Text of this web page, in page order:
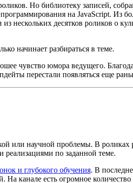
Но библиотеку записей,
на JavaScript. Из
нескольких десятков роликов о
начинает разбираться в теме.
чувство юмора ведущего.
перестали появляться еще
или научной проблемы. В роликах
по заданной теме.
и глубокого обучения. В
канале есть огромное количество